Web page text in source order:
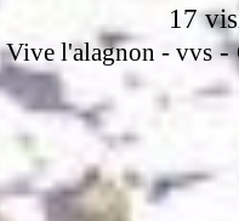
17
Vive l'alagnon - vvs-